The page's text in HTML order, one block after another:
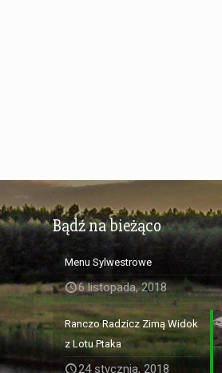
Bądź na bieżąco
Menu Sylwestrowe
6 listopada, 2018
Ranczo Radzicz Zimą Widok
z Lotu Ptaka
24 stycznia, 2018